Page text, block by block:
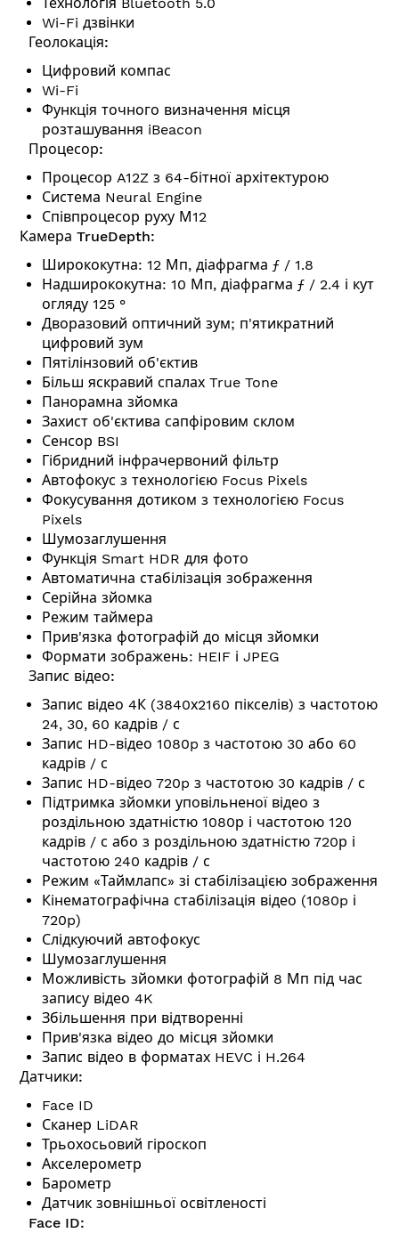
Wi-Fi дзвінки
Геолокація:
Цифровий компас
Wi-Fi
Функція точного визначення місця
розташування iBeacon
Процесор:
Процесор A12Z з 64-бітної архітектурою
Система Neural Engine
Співпроцесор руху М12
Камера TrueDepth:
Ширококутна: 12 Мп, діафрагма ƒ / 1.8
Надширококутна: 10 Мп, діафрагма ƒ / 2.4 і кут
огляду 125 °
Дворазовий оптичний зум; п'ятикратний
цифровий зум
Пятілінзовий об'єктив
Більш яскравий спалах True Tone
Панорамна зйомка
Захист об'єктива сапфіровим склом
Сенсор BSI
Гібридний інфрачервоний фільтр
Автофокус з технологією Focus Pixels
Фокусування дотиком з технологією Focus
Pixels
Шумозаглушення
Функція Smart HDR для фото
Автоматична стабілізація зображення
Серійна зйомка
Режим таймера
Прив'язка фотографій до місця зйомки
Формати зображень: HEIF і JPEG
Запис відео:
Запис відео 4К (3840х2160 пікселів) з частотою
24, 30, 60 кадрів / с
Запис HD-відео 1080p з частотою 30 або 60
кадрів / с
Запис HD-відео 720p з частотою 30 кадрів / с
Підтримка зйомки уповільненої відео з
роздільною здатністю 1080р і частотою 120
кадрів / с або з роздільною здатністю 720р і
частотою 240 кадрів / с
Режим «Таймлапс» зі стабілізацією зображення
Кінематографічна стабілізація відео (1080p і
720p)
Слідкуючий автофокус
Шумозаглушення
Можливість зйомки фотографій 8 Мп під час
запису відео 4K
Збільшення при відтворенні
Прив'язка відео до місця зйомки
Запис відео в форматах HEVC і H.264
Датчики:
Face ID
Сканер LiDAR
Трьохосьовий гіроскоп
Акселерометр
Барометр
Датчик зовнішньої освітленості
Face ID: